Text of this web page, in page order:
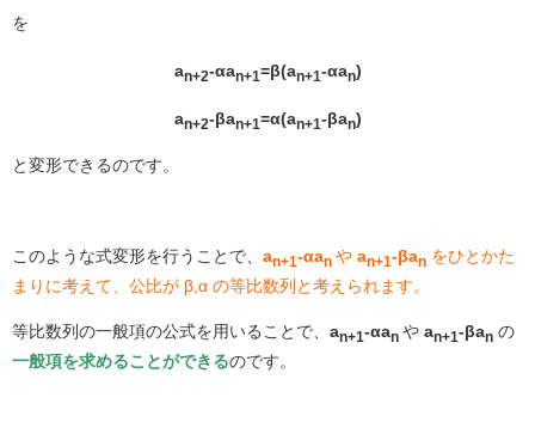
を
an+2-αan+1=β(an+1-αan)
an+2-βan+1=α(an+1-βan)
と変形できるのです。
このような式変形を行うことで、 an+1-αan や an+1-βan をひとかた
まりに考えて、公比が β,α の等比数列と考えられます。
等比数列の一般項の公式を用いることで、 an+1-αan や an+1-βan の
一般項を求めることができるのです。